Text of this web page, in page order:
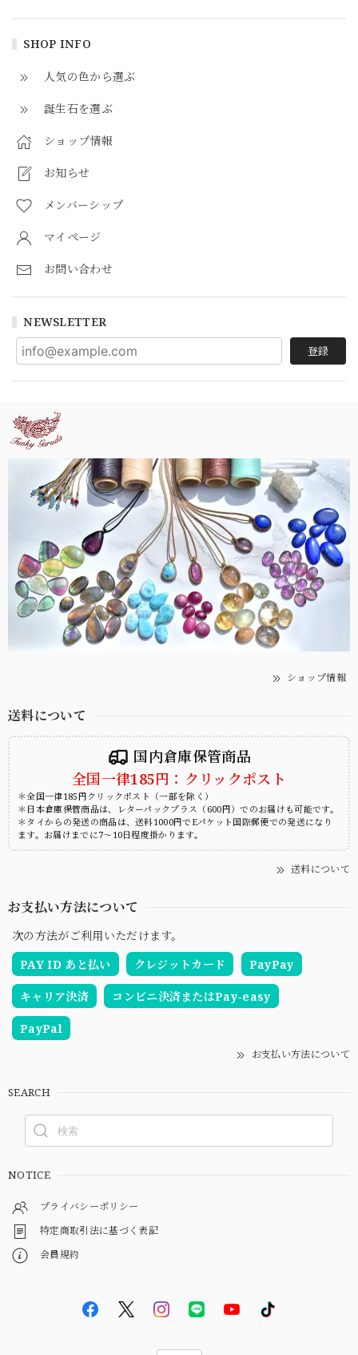
SHOP INFO
人気の色から選ぶ
誕生石を選ぶ
ショップ情報
お知らせ
メンバーシップ
マイページ
お問い合わせ
NEWSLETTER
登録
ショップ情報
送料について
国内倉庫保管商品
全国一律185円：クリックポスト
＊全国一律185円クリックポスト（一部を除く）
＊日本倉庫保管商品は、レターパックプラス（600円）でのお届けも可能です。
＊タイからの発送の商品は、送料1000円でEパケット国際郵便での発送になり
ます。お届けまでに7～10日程度掛かります。
送料について
お支払い方法について
次の方法がご利用いただけます。
PAY ID あと払い
クレジットカード PayPay
キャリア決済 コンビニ決済またはPay-easy
PayPal
お支払い方法について
SEARCH
NOTICE
プライバシーポリシー
特定商取引法に基づく表記
会員規約